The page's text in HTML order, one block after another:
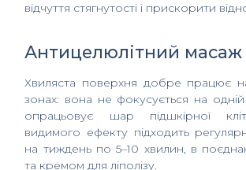
відчуття стягнутості і прискорити
Антицелюлітний
Хвиляста поверхня добре працює
зонах: вона не фокусується на одній
опрацьовує шар підшкірної
видимого ефекту підходить
на тиждень по 5–10 хвилин, в
та кремом для ліполізу.